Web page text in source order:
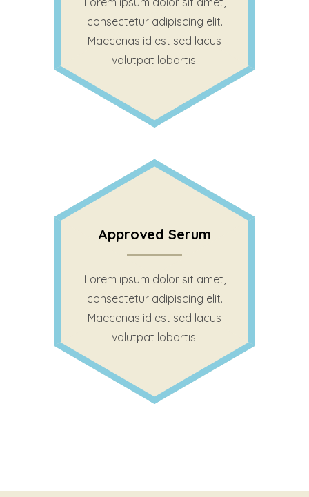
consectetur adipiscing elit.
Maecenas id est sed lacus
volutpat lobortis.
Approved Serum
Lorem ipsum dolor sit amet,
consectetur adipiscing elit.
Maecenas id est sed lacus
volutpat lobortis.